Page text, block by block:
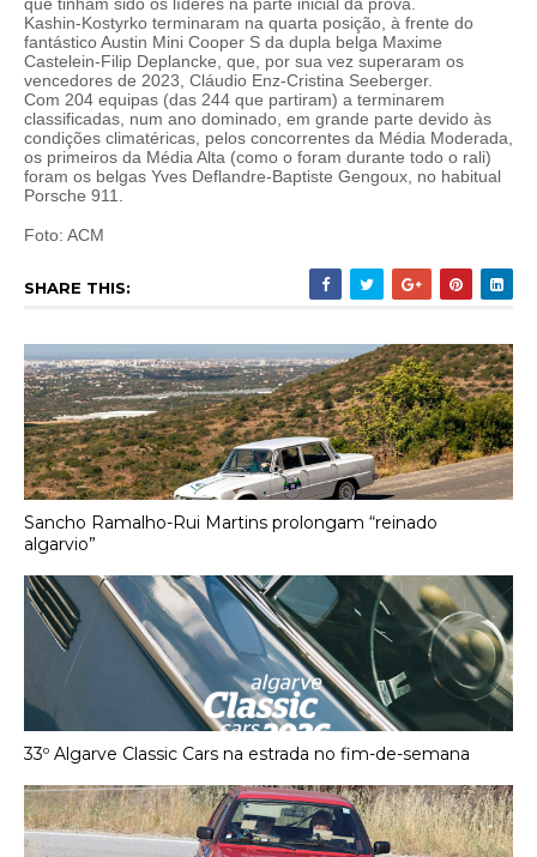
Kashin-Kostyrko terminaram na quarta posição, à frente do
fantástico Austin Mini Cooper S da dupla belga Maxime
Castelein-Filip Deplancke, que, por sua vez superaram os
vencedores de 2023, Cláudio Enz-Cristina Seeberger.
Com 204 equipas (das 244 que partiram) a terminarem
classificadas, num ano dominado, em grande parte devido às
condições climatéricas, pelos concorrentes da Média Moderada,
os primeiros da Média Alta (como o foram durante todo o rali)
foram os belgas Yves Deflandre-Baptiste Gengoux, no habitual
Porsche 911.
Foto: ACM
SHARE THIS:
Sancho Ramalho-Rui Martins prolongam “reinado
algarvio”
33º Algarve Classic Cars na estrada no fim-de-semana